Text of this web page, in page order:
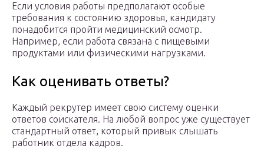
Если условия работы предполагают особые
требования к состоянию здоровья, кандидату
понадобится пройти медицинский осмотр.
Например, если работа связана с пищевыми
продуктами или физическими нагрузками.
Как оценивать ответы?
Каждый рекрутер имеет свою систему оценки
ответов соискателя. На любой вопрос уже существует
стандартный ответ, который привык слышать
работник отдела кадров.